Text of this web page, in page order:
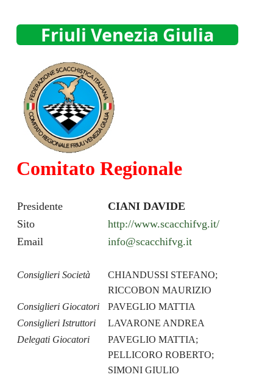
Friuli Venezia Giulia
Comitato Regionale
Presidente
CIANI DAVIDE
Sito
http://www.scacchifvg.it/
Email
info@scacchifvg.it
Consiglieri Società
CHIANDUSSI STEFANO;
RICCOBON MAURIZIO
Consiglieri Giocatori
PAVEGLIO MATTIA
Consiglieri Istruttori
LAVARONE ANDREA
Delegati Giocatori
PAVEGLIO MATTIA;
PELLICORO ROBERTO;
SIMONI GIULIO